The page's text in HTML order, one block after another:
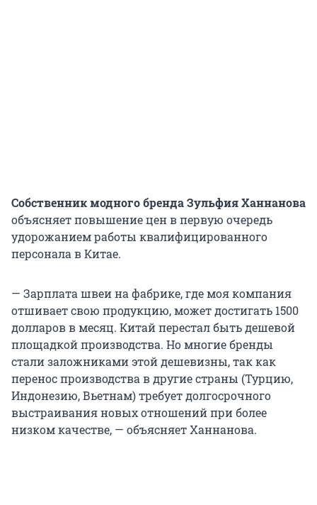
Собственник модного бренда Зульфия Ханнанова
объясняет повышение цен в первую очередь
удорожанием работы квалифицированного
персонала в Китае.
— Зарплата швеи на фабрике, где моя компания
отшивает свою продукцию, может достигать 1500
долларов в месяц. Китай перестал быть дешевой
площадкой производства. Но многие бренды
стали заложниками этой дешевизны, так как
перенос производства в другие страны (Турцию,
Индонезию, Вьетнам) требует долгосрочного
выстраивания новых отношений при более
низком качестве, — объясняет Ханнанова.